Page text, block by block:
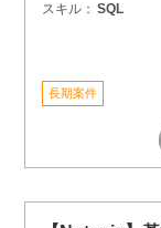
スキル： SQL
長期案件